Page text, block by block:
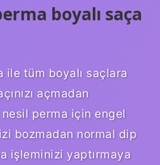
boyalı saça
ile tüm boyalı saçlara
açmadan
nesil perma için engel
bozmadan normal dip
işleminizi yaptırmaya